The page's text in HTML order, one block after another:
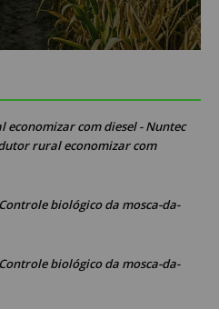
com diesel - Nuntec
rural economizar com
Controle biológico da mosca-da-
Controle biológico da mosca-da-